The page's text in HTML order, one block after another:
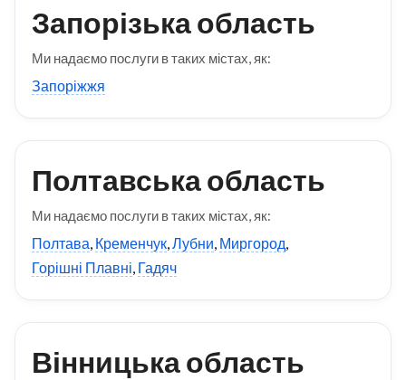
Запорізька область
Ми надаємо послуги в таких містах, як:
Запоріжжя
Полтавська область
Ми надаємо послуги в таких містах, як:
Полтава, Кременчук,Лубни, Миргород,
Горішні Плавні, Гадяч
Вінницька область